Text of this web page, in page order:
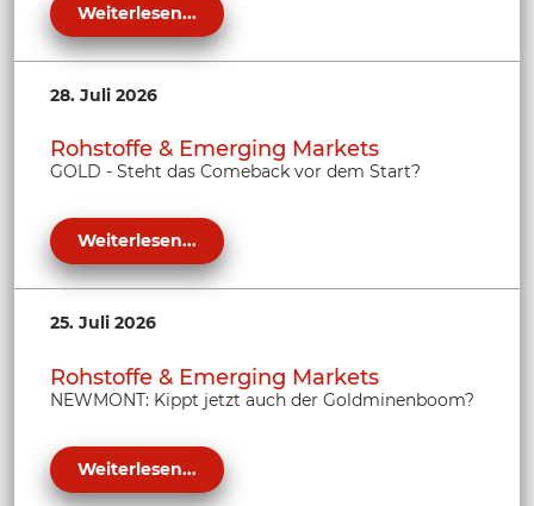
Weiterlesen...
28. Juli 2026
Rohstoffe & Emerging Markets
GOLD - Steht das Comeback vor dem Start?
Weiterlesen...
25. Juli 2026
Rohstoffe & Emerging Markets
NEWMONT: Kippt jetzt auch der Goldminenboom?
Weiterlesen...